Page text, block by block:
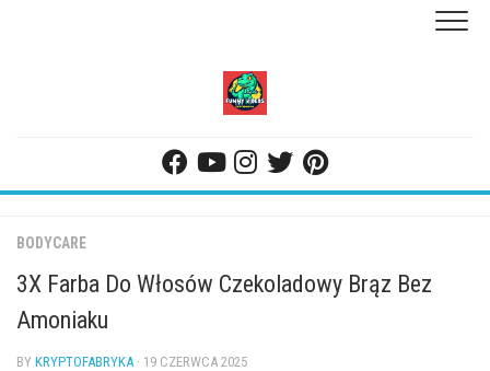
BODYCARE
3X Farba Do Włosów Czekoladowy Brąz Bez
Amoniaku
BY KRYPTOFABRYKA · 19 CZERWCA 2025